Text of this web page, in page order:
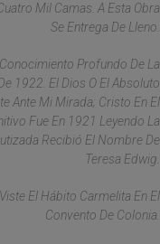
Mil Camas. A Esta Obra
Se Entrega De Lleno.
Profundo De La
1922. El Dios O El Absoluto
Ante Mi Mirada; Cristo En El
Fue En 1921 Leyendo La
Recibió El Nombre De
Teresa Edwig.
El Hábito Carmelita En El
Convento De Colonia.